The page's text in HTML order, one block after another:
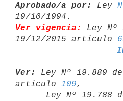
Aprobado/a por: Ley
Ver vigencia:
Ley Nº
19/12/2015 artículo
Ver:
Ley Nº 19.889
artículo 109,